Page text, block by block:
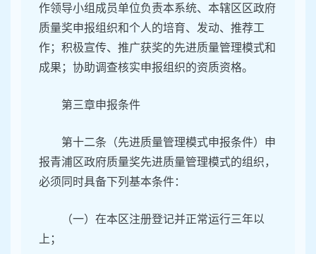
作领导小组成员单位负责本系统、本辖区区政府
质量奖申报组织和个人的培育、发动、推荐工
作；积极宣传、推广获奖的先进质量管理模式和
成果；协助调查核实申报组织的资质资格。
第三章申报条件
第十二条（先进质量管理模式申报条件）申
报青浦区政府质量奖先进质量管理模式的组织，
必须同时具备下列基本条件：
（一）在本区注册登记并正常运行三年以
上；